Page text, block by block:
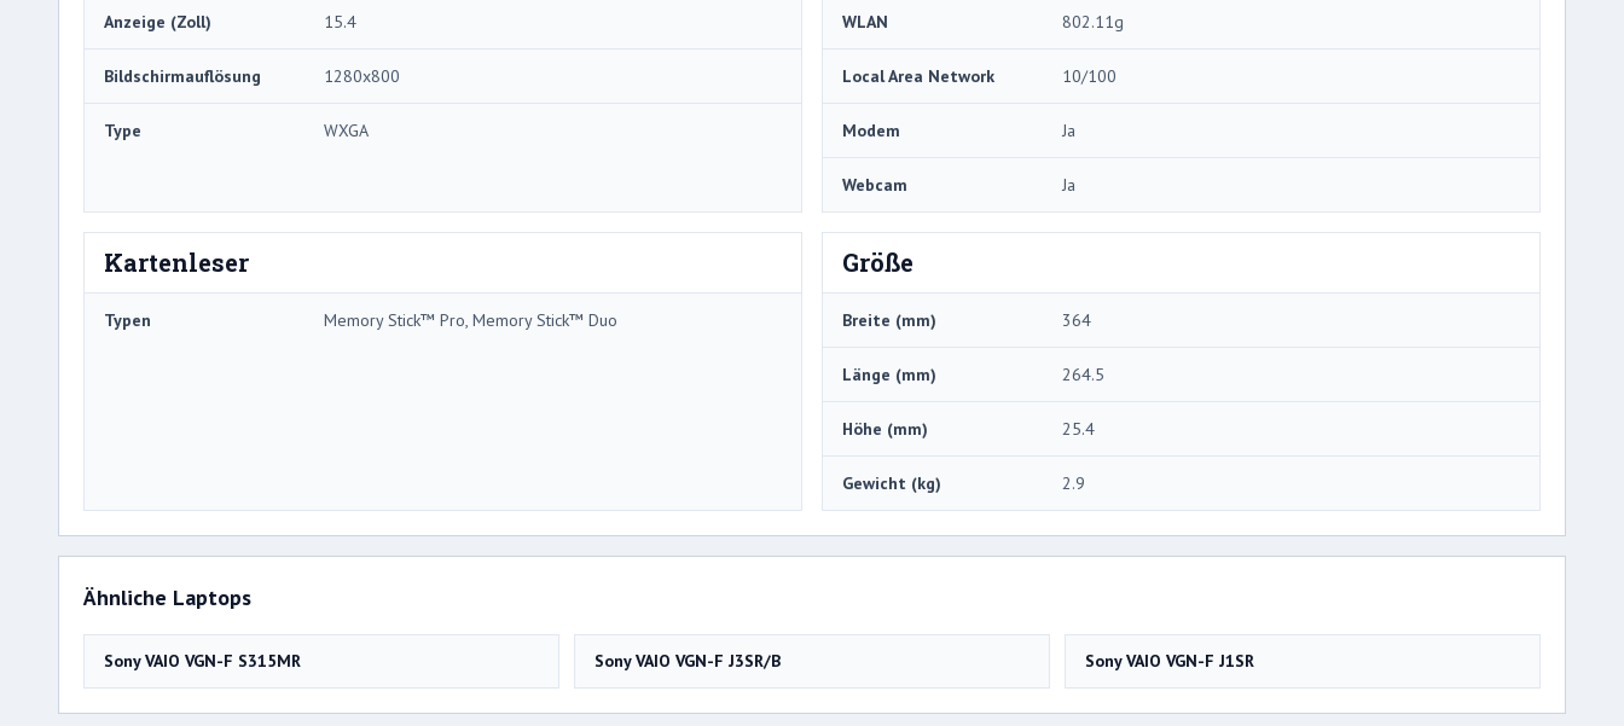
Anzeige (Zoll) 15.4
Bildschirmauflösung 1280x800
Type WXGA
WLAN 802.11g
Local Area Network 10/100
Modem Ja
Webcam Ja
Kartenleser
Typen Memory Stick™ Pro, Memory Stick™ Duo
Größe
Breite (mm) 364
Länge (mm) 264.5
Höhe (mm) 25.4
Gewicht (kg) 2.9
Ähnliche Laptops
Sony VAIO VGN-F S315MR Sony VAIO VGN-F J3SR/B Sony VAIO VGN-F J1SR